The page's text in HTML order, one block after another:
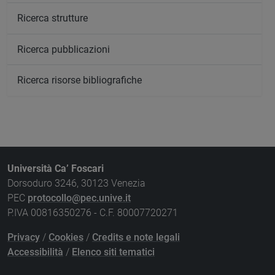
Ricerca strutture
Ricerca pubblicazioni
Ricerca risorse bibliografiche
Università Ca’ Foscari
Dorsoduro 3246, 30123 Venezia
PEC protocollo@pec.unive.it
P.IVA 00816350276 - C.F. 80007720271
Privacy / Cookies / Credits e note legali
Accessibilità / Elenco siti tematici